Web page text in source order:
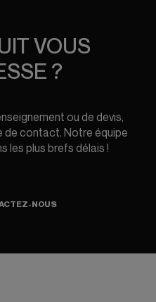
VOUS
?
ou de devis,
de contact. Notre équipe
les plus brefs délais !
NOUS